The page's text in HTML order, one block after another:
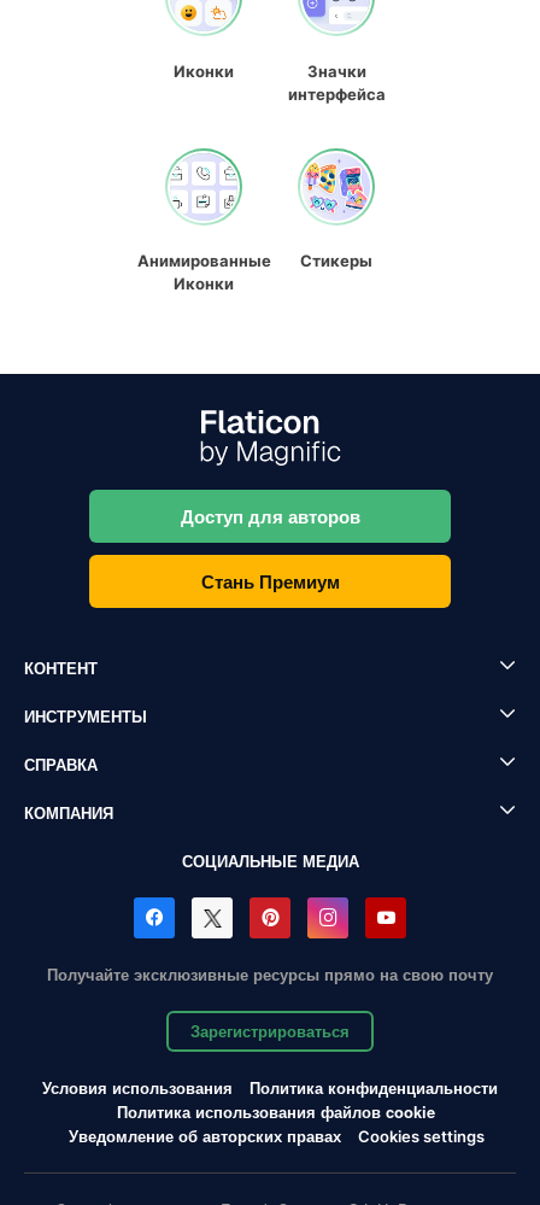
Иконки
Значки
интерфейса
Анимированные
Иконки
Стикеры
Доступ для авторов
Стань Премиум
КОНТЕНТ
ИНСТРУМЕНТЫ
СПРАВКА
КОМПАНИЯ
СОЦИАЛЬНЫЕ МЕДИА
Получайте эксклюзивные ресурсы прямо на свою почту
Зарегистрироваться
Условия использования
Политика конфиденциальности
Политика использования файлов cookie
Уведомление об авторских правах
Cookies settings